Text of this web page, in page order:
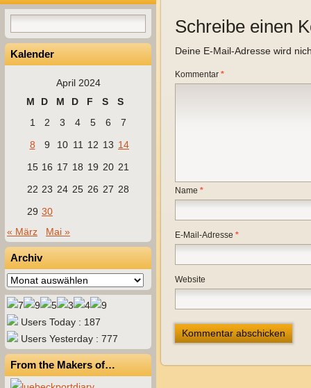
Kalender
April 2024
M
D M D F S
S
1
2 3 4 5 6
7
8
9 10 11 12 13 14
15 16 17 18 19 20 21
22 23 24 25 26 27 28
29 30
« März
Mai »
Archiv
Archiv
Users Today : 187
Users Yesterday : 777
From the Makers of…
Schreibe einen
Deine E-Mail-Adresse wird
Kommentar *
Name *
E-Mail-Adresse *
Website